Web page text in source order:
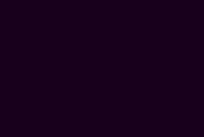
eine wichtige Rolle. Zu
ersten Überblick über
zu
Verfahren
beispielsweise
können